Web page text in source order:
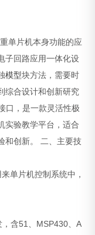
单片机本身功能的应
子回路应用一体化设
模型块方法，需要时
综合设计和创新研究
口，是一款灵活性极
实验教学平台，适合
创新。
二、主要技
单片机控制系统中，
含51、MSP430、A